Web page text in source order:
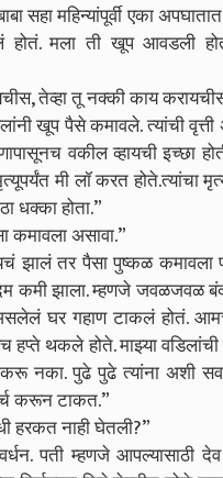
सहा महिन्यांपूर्वी एका
होतं. मला ती खूप आवडली
तेव्हा तू नक्की काय
खूप पैसे कमावले. त्यांची
वकील व्हायची इच्छा
मी लॉ करत होते.त्यांचा
धक्का होता.”
कमावला असावा.”
झालं तर पैसा पुष्कळ
कमी झाला. म्हणजे जवळजवळ
घर गहाण टाकलं होतं.
हप्ते थकले होते. माझ्या
नका. पुढे पुढे त्यांना अशी
करून टाकत.”
हरकत नाही घेतली?”
पती म्हणजे आपल्यासाठी